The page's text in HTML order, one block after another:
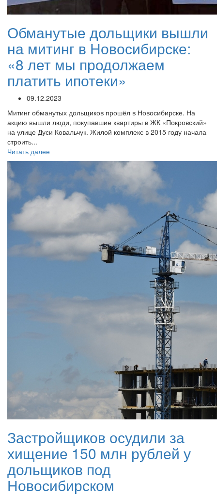
Обманутые дольщики вышли
на митинг в Новосибирске:
«8 лет мы продолжаем
платить ипотеки»
09.12.2023
Митинг обманутых дольщиков прошёл в Новосибирске. На
акцию вышли люди, покупавшие квартиры в ЖК «Покровский»
на улице Дуси Ковальчук. Жилой комплекс в 2015 году начала
строить...
Читать далее
Застройщиков осудили за
хищение 150 млн рублей у
дольщиков под
Новосибирском